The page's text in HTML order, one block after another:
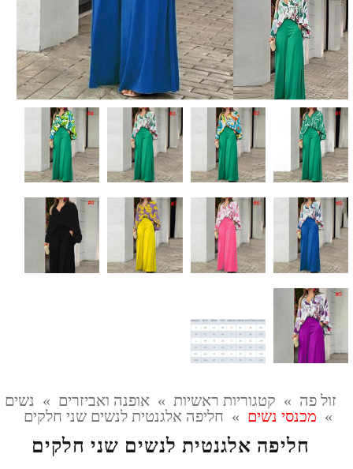
זול פה » קטגוריות ראשיות » אופנה ואביזרים » נשים
» מכנסי נשים » חליפה אלגנטית לנשים שני חלקים
חליפה אלגנטית לנשים שני חלקים